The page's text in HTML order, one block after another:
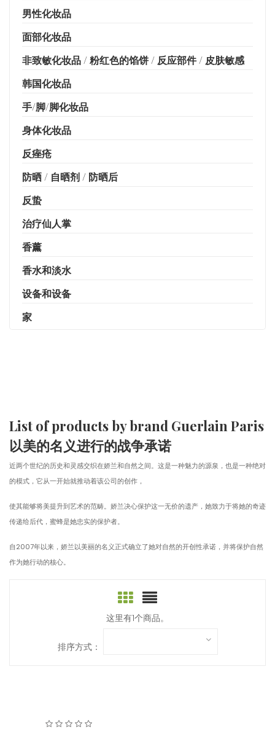
男性化妆品
面部化妆品
非致敏化妆品 / 粉红色的馅饼 / 反应部件 / 皮肤敏感
韩国化妆品
手/脚/脚化妆品
身体化妆品
反痤疮
防晒 / 自晒剂 / 防晒后
反蛰
治疗仙人掌
香薰
香水和淡水
设备和设备
家
List of products by brand Guerlain Paris
以美的名义进行的战争承诺
近两个世纪的历史和灵感交织在娇兰和自然之间。这是一种魅力的源泉，也是一种绝对
的模式，它从一开始就推动着该公司的创作，
使其能够将美提升到艺术的范畴。娇兰决心保护这一无价的遗产，她致力于将她的奇迹
传递给后代，蜜蜂是她忠实的保护者。
自2007年以来，娇兰以美丽的名义正式确立了她对自然的开创性承诺，并将保护自然
作为她行动的核心。
这里有1个商品。
排序方式：